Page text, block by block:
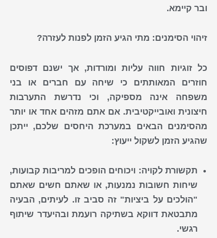
ובר קיימא.
זיהוי הסימנים: מתי הגיע הזמן לפנות לעזרה?
כל זוגיות חווה עליות ומורדות, אך ישנם דפוסים
חוזרים המאותתים כי שיחה עם חברים או בני
משפחה אינה מספיקה, וכי נדרשת התערבות
חיצונית ואובייקטיבית. אם אתם מזהים אחד או יותר
מהסימנים הבאים במערכת היחסים שלכם, ייתכן
שהגיע הזמן לשקול ייעוץ:
תקשורת לקויה: ויכוחים הופכים למריבות קבועות,
שיחות חשובות נמנעות, או שאתם חשים שאתם
"הולכים על ביציות" זה סביב זו. לעיתים, הבעיה
מתבטאת דווקא בשתיקה רועמת ובהיעדר שיתוף
רגשי.